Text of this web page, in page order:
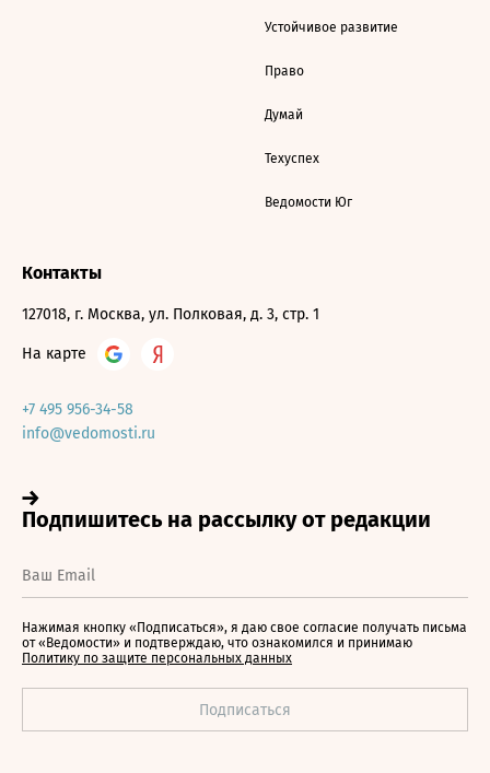
Устойчивое развитие
Право
Думай
Техуспех
Ведомости Юг
Контакты
127018, г. Москва, ул. Полковая, д. 3, стр. 1
На карте
+7 495 956-34-58
info@vedomosti.ru
Нажимая кнопку «Подписаться», я даю свое согласие получать письма
от «Ведомости» и подтверждаю, что ознакомился и принимаю
Политику по защите персональных данных